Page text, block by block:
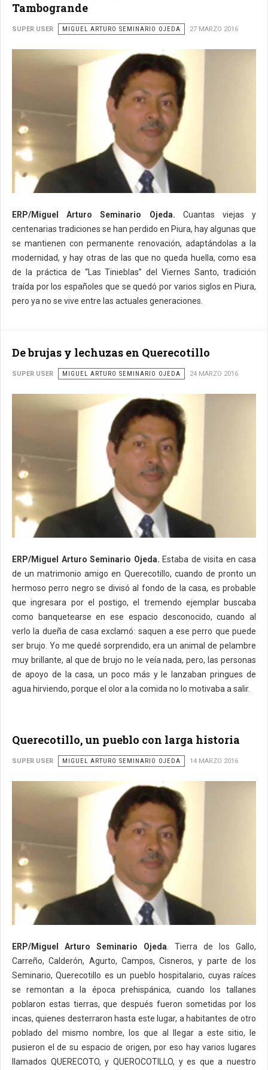
Tambogrande
SUPER USER MIGUEL ARTURO SEMINARIO OJEDA 27 MARZO 2016
ERP/Miguel Arturo Seminario Ojeda. Cuantas viejas y
centenarias tradiciones se han perdido en Piura, hay algunas que
se mantienen con permanente renovación, adaptándolas a la
modernidad, y hay otras de las que no queda huella, como esa
de la práctica de “Las Tinieblas” del Viernes Santo, tradición
traída por los españoles que se quedó por varios siglos en Piura,
pero ya no se vive entre las actuales generaciones.
De brujas y lechuzas en Querecotillo
SUPER USER MIGUEL ARTURO SEMINARIO OJEDA 24 MARZO 2016
ERP/Miguel Arturo Seminario Ojeda. Estaba de visita en casa
de un matrimonio amigo en Querecotillo, cuando de pronto un
hermoso perro negro se divisó al fondo de la casa, es probable
que ingresara por el postigo, el tremendo ejemplar buscaba
como banquetearse en ese espacio desconocido, cuando al
verlo la dueña de casa exclamó: saquen a ese perro que puede
ser brujo. Yo me quedé sorprendido, era un animal de pelambre
muy brillante, al que de brujo no le veía nada, pero, las personas
de apoyo de la casa, un poco más y le lanzaban pringues de
agua hirviendo, porque el olor a la comida no lo motivaba a salir.
Querecotillo, un pueblo con larga historia
SUPER USER MIGUEL ARTURO SEMINARIO OJEDA 14 MARZO 2016
ERP/Miguel Arturo Seminario Ojeda. Tierra de los Gallo,
Carreño, Calderón, Agurto, Campos, Cisneros, y parte de los
Seminario, Querecotillo es un pueblo hospitalario, cuyas raíces
se remontan a la época prehispánica, cuando los tallanes
poblaron estas tierras, que después fueron sometidas por los
incas, quienes desterraron hasta este lugar, a habitantes de otro
poblado del mismo nombre, los que al llegar a este sitio, le
pusieron el de su espacio de origen, por eso hay varios lugares
llamados QUERECOTO, y QUEROCOTILLO, y es que a nuestro